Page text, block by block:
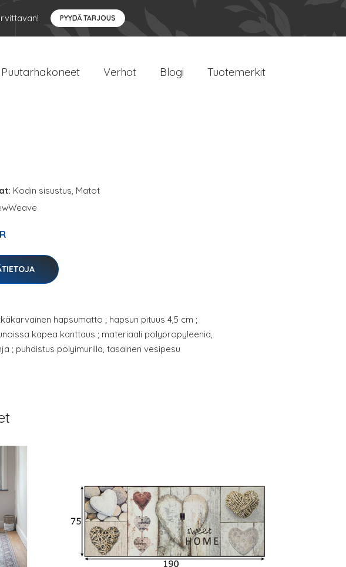
PYYDÄ TARJOUS
Puutarhakoneet Verhot Blogi Tuotemerkit
Kodin sisustus, Matot
hapsumatto ; hapsun pituus 4,5 cm ;
kapea kanttaus ; materiaali polypropyleenia,
; puhdistus pölyimurilla, tasainen vesipesu